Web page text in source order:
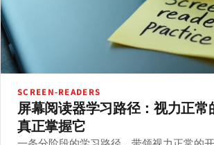
SCREEN-READERS
屏幕阅读器学习路径：视力正常
真正掌握它